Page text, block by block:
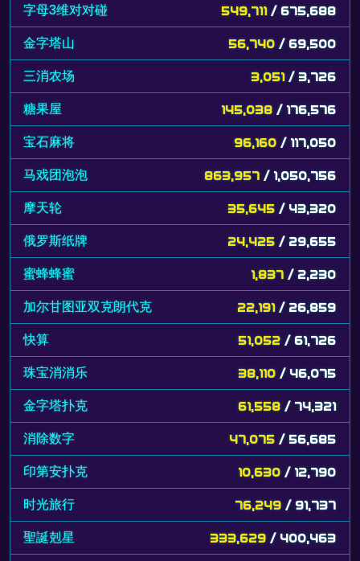
字母3维对对碰 549,711 / 675,688
金字塔山 56,740 / 69,500
三消农场 3,051 / 3,726
糖果屋 145,038 / 176,576
宝石麻将 96,160 / 117,050
马戏团泡泡 863,957 / 1,050,756
摩天轮 35,645 / 43,320
俄罗斯纸牌 24,425 / 29,655
蜜蜂蜂蜜 1,837 / 2,230
加尔甘图亚双克朗代克 22,191 / 26,859
快算 51,052 / 61,726
珠宝消消乐 38,110 / 46,075
金字塔扑克 61,558 / 74,321
消除数字 47,075 / 56,685
印第安扑克 10,630 / 12,790
时光旅行 76,249 / 91,737
聖誕剋星 333,629 / 400,463